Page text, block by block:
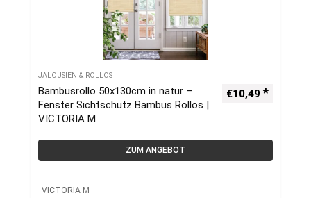
JALOUSIEN & ROLLOS
Bambusrollo 50x130cm in natur –
Fenster Sichtschutz Bambus Rollos |
VICTORIA M
€10,49
ZUM ANGEBOT
VICTORIA M